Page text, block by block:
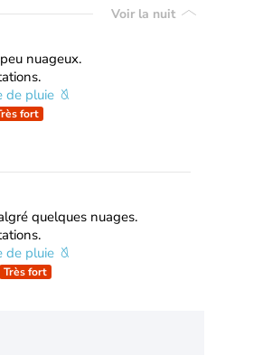
Voir la nuit
nuageux.
de pluie
fort
quelques nuages.
de pluie
Très fort